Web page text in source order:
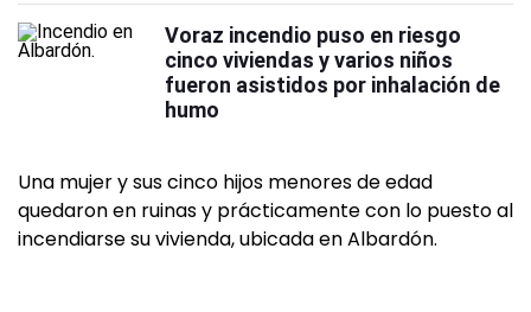
Voraz incendio puso en riesgo
cinco viviendas y varios niños
fueron asistidos por inhalación de
humo
Una mujer y sus cinco hijos menores de edad
quedaron en ruinas y prácticamente con lo puesto al
incendiarse su vivienda, ubicada en Albardón.